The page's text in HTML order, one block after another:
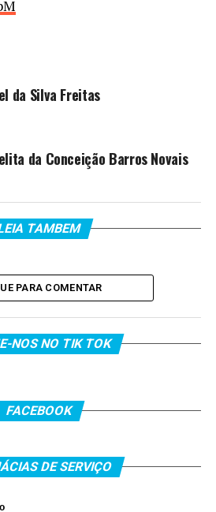
da Silva Freitas
da Conceição Barros Novais
TAMBEM
PARA COMENTAR
NOS NO TIK TOK
FACEBOOK
DE SERVIÇO